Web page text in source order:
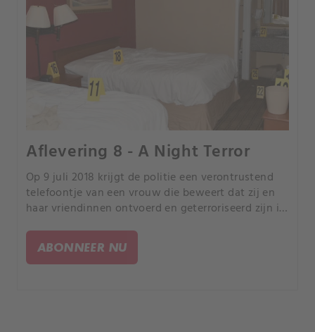
Aflevering 8 - A Night Terror
Op 9 juli 2018 krijgt de politie een verontrustend
telefoontje van een vrouw die beweert dat zij en
haar vriendinnen ontvoerd en geterroriseerd zijn in
schotwond opgelopen.
ABONNEER NU